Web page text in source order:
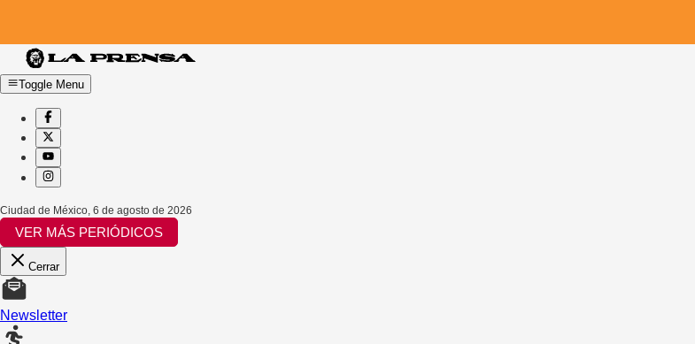
Toggle Menu
Ciudad de México 6 de agosto de 2026
VER MÁS PERIÓDICOS
Cerrar
Newsletter